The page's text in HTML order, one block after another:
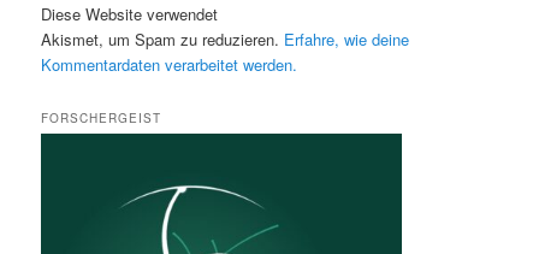
Diese Website verwendet
Akismet, um Spam zu reduzieren. Erfahre, wie deine
Kommentardaten verarbeitet werden.
FORSCHERGEIST